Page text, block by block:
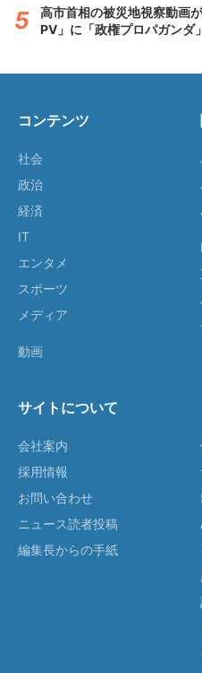
高市首相の被災地視察動画
PV」に「政権プロパガンダ
コンテンツ
社会
政治
経済
IT
エンタメ
スポーツ
メディア
動画
サイトについて
会社案内
採用情報
お問い合わせ
ニュース読者投稿
編集長からの手紙